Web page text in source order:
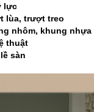
lực
lùa, trượt treo
nhôm, khung nhựa
thuật
sàn